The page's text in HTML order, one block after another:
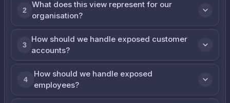
2
What does this view represent for our
organisation?
3
How should we handle exposed customer
accounts?
4
How should we handle exposed
employees?